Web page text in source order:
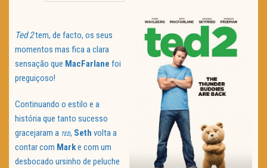
Política de Privacidade
Ted 2tem, de facto, os seus
momentos mas fica a clara
sensação que MacFarlane foi
preguiçoso!
Continuando o estilo e a
história que tanto sucesso
gracejaram a TED, Seth volta a
contar com Marke com um
desbocado ursinho de peluche